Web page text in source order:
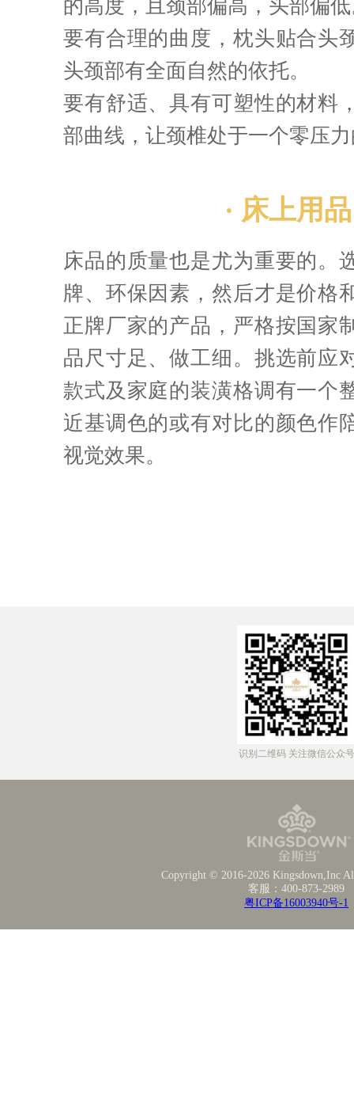
的高度，且颈部偏高，头部偏
要有合理的曲度，枕头贴合头
头颈部有全面自然的依托。
要有舒适、具有可塑性的材料
部曲线，让颈椎处于一个零压
· 床上用品
床品的质量也是尤为重要的。
牌、环保因素，然后才是价格
正牌厂家的产品，严格按国家
品尺寸足、做工细。挑选前应
款式及家庭的装潢格调有一个
近基调色的或有对比的颜色作
视觉效果。
识别二维码 关注微信公众号
Copyright © 2016-2026 Kingsdown,Inc
客服：400-873-2989
粤ICP备16003940号-1